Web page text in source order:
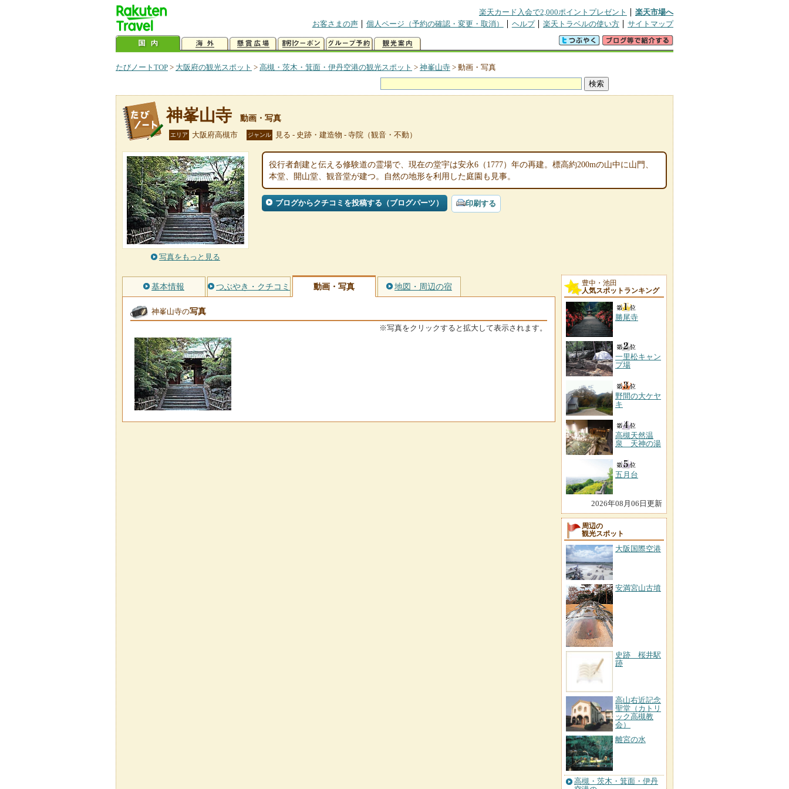
楽天カード入会で2,000ポイントプレゼント
楽天市場へ
お客さまの声
個人ページ（予約の確認・変更・取消） ヘルプ 楽天トラベルの使い方 サイトマップ
たびノートTOP > 大阪府の観光スポット > 高槻・茨木・箕面・伊丹空港の観光スポット > 神峯山寺 > 動画・写真
神峯山寺 動画・写真
エリア 大阪府高槻市 ジャンル 見る - 史跡・建造物 - 寺院（観音・不動）
写真をもっと見る
役行者創建と伝える修験道の霊場で、現在の堂宇は安永6（1777）年の再建。標高約200mの山中に山門、
本堂、開山堂、観音堂が建つ。自然の地形を利用した庭園も見事。
ブログからクチコミを投稿する（ブログパーツ） 印刷する
基本情報 つぶやき・クチコミ 動画・写真 地図・周辺の宿
神峯山寺の写真
※写真をクリックすると拡大して表示されます。
豊中・池田
人気スポットランキング
勝尾寺
一里松キャン
プ場
野間の大ケヤ
キ
高槻天然温
泉 天神の湯
五月台
2026年08月06日更新
周辺の
観光スポット
大阪国際空港
安満宮山古墳
史跡 桜井駅
跡
高山右近記念
聖堂（カトリ
ック高槻教
会）
離宮の水
高槻・茨木・箕面・伊丹